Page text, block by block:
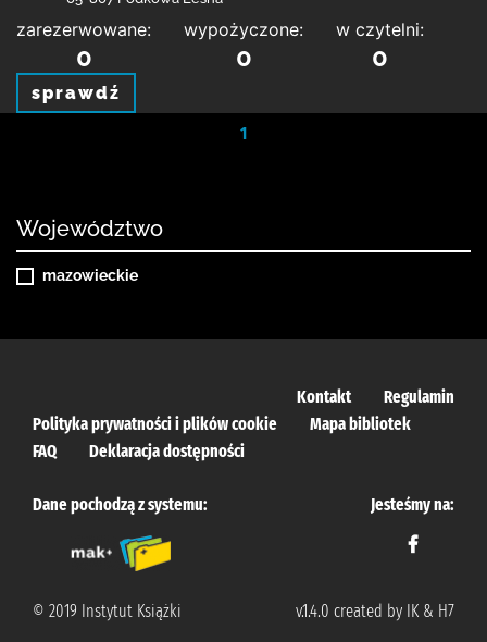
zarezerwowane:
0
wypożyczone:
0
w czytelni:
0
sprawdź
1
Województwo
mazowieckie
Kontakt
Regulamin
Polityka prywatności i plików cookie
Mapa bibliotek
FAQ
Deklaracja dostępności
Dane pochodzą z systemu: Jesteśmy na:
© 2019 Instytut Książki v.1.4.0 created by IK & H7